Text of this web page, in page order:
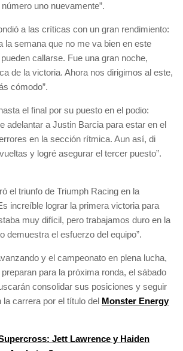
uno nuevamente”.
a las críticas con un gran rendimiento:
la semana que no me va bien en este
callarse. Fue una gran noche,
de la victoria. Ahora nos dirigimos al este,
cómodo”.
el final por su puesto en el podio:
adelantar a Justin Barcia para estar en el
en la sección rítmica. Aun así, di
y logré asegurar el tercer puesto”.
el triunfo de Triumph Racing en la
increíble lograr la primera victoria para
muy difícil, pero trabajamos duro en la
demuestra el esfuerzo del equipo”.
y el campeonato en plena lucha,
para la próxima ronda, el sábado
consolidar sus posiciones y seguir
carrera por el título del Monster Energy
Jett Lawrence y Haiden